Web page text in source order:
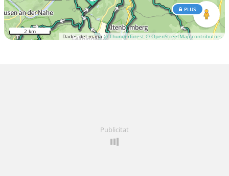
Dades del mapa © Thunderforest © OpenStreetMap contributors
PLUS
2 km
Publicitat